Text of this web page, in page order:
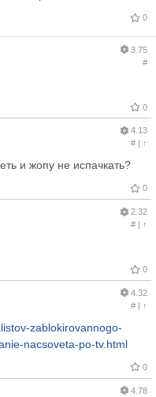
0
3.75
#
0
4.13
#| ↑
и жопу не испачкать?
0
2.32
#| ↑
0
4.32
#| ↑
zablokirovannogo-
nacsoveta-po-tv.html
0
4.78